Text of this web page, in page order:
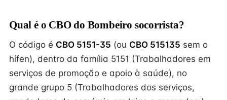
Qual é o CBO do Bombeiro socorrista?
O código é CBO 5151-35 (ou CBO 515135 sem o
hífen), dentro da família 5151 (Trabalhadores em
serviços de promoção e apoio à saúde), no
grande grupo 5 (Trabalhadores dos serviços,